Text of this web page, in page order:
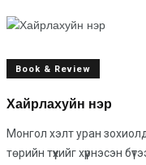
Book & Review
Хайрлахуйн нэр
Монгол хэлт уран
төрийн түүхийг хүүрнэсэн